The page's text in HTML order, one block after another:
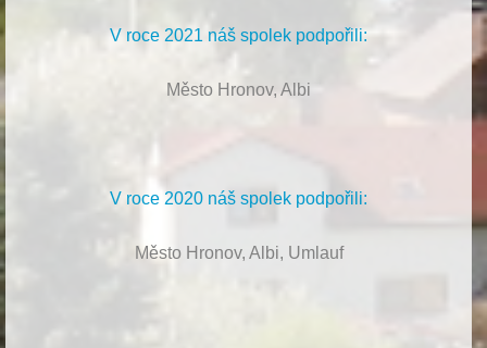
V roce 2021 náš spolek podpořili:
Město Hronov, Albi
V roce 2020 náš spolek podpořili:
Město Hronov, Albi, Umlauf